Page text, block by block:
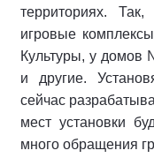
территориях.
игровые
Культуры, у
и другие.
сейчас
мест установки
много обращения